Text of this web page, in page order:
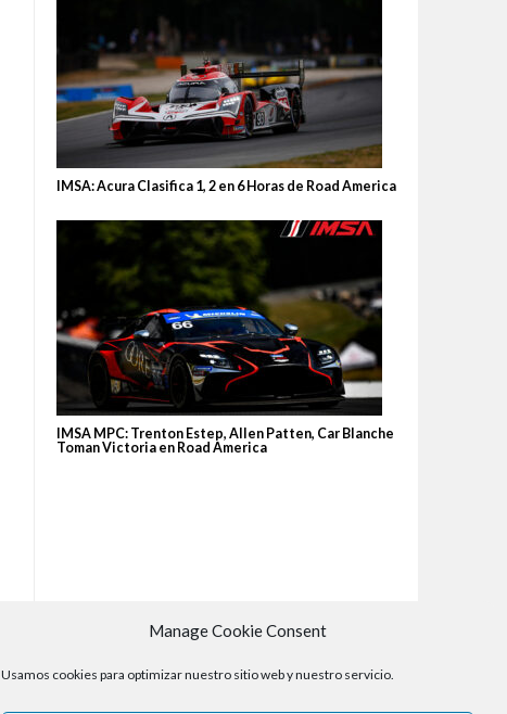
Manage Cookie Consent
Usamos cookies para optimizar nuestro sitio web y nuestro servicio.
IMSA: Acura Clasifica 1, 2 en 6 Horas de Road America
IMSA MPC: Trenton Estep, Allen Patten, Car Blanche
Toman Victoria en Road America